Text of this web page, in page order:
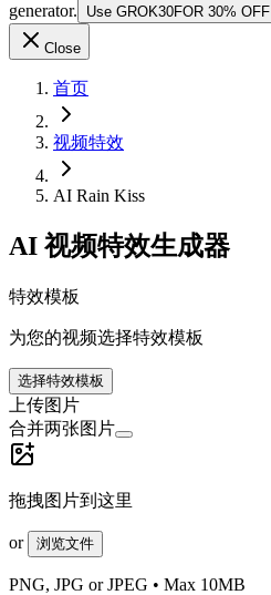
generator.
Use GROK30FOR 30% OFF
Close
首页
视频特效
AI Rain Kiss
AI 视频特效生成器
特效模板
为您的视频选择特效模板
选择特效模板
上传图片
合并两张图片
拖拽图片到这里
or 浏览文件
PNG, JPG or JPEG • Max 10MB